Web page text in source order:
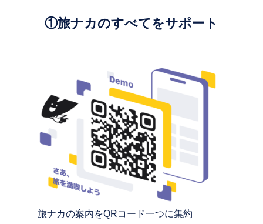
①旅ナカのすべてをサポート
旅ナカの案内をQRコード一つに集約